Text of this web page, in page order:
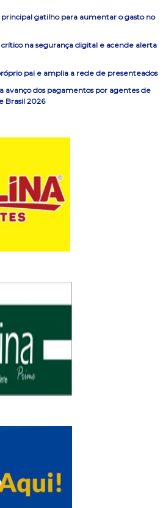
gatilho para aumentar o gasto no
na segurança digital e acende alerta
pai e amplia a rede de presenteados
avanço dos pagamentos por agentes de
Brasil 2026